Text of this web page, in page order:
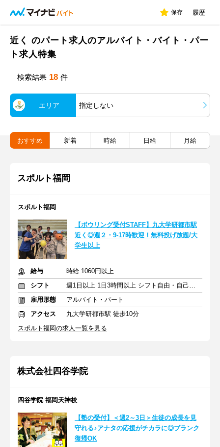
保存 履歴
近く のパート求人のアルバイト・バイト・パー
ト求人特集
検索結果 18 件
エリア 指定しない
おすすめ 新着 時給 日給 月給
スポルト福岡
スポルト福岡
【ボウリング受付STAFF】九大学研都市駅
近く◎週２・9-17時歓迎！無料投げ放題/大
学生以上
給与
時給 1060円以上
シフト
週1日以上 1日3時間以上 シフト自由・自己申告
雇用形態
アルバイト・パート
アクセス
九大学研都市駅 徒歩10分
スポルト福岡の求人一覧を見る
株式会社四谷学院
四谷学院 福岡天神校
【塾の受付】＜週2～3日＞生徒の成長を見
守れる♪アナタの応援がチカラに◎ブランク
復帰OK